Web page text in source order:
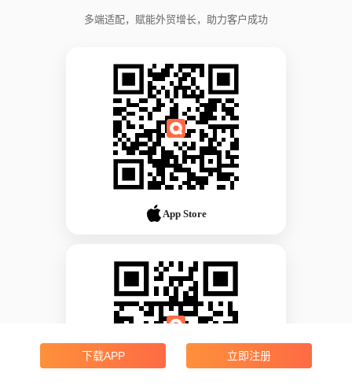
多端适配，赋能外贸增长，助力客户成功
App Store
下载APP 立即注册